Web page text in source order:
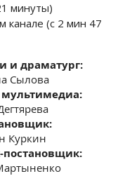
минуты)
канале (с 2 мин 47
и драматург:
Сылова
Куркин